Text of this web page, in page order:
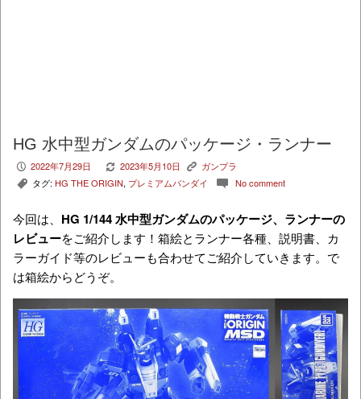
HG 水中型ガンダムのパッケージ・ランナー
P 2022年7月29日 V 2023年5月10日 K ガンプラ
, タグ: HG THE ORIGIN, プレミアムバンダイ c No comment
今回は、 HG 1/144 水中型ガンダムのパッケージ、ランナーの
レビューをご紹介します！箱絵とランナー各種、説明書、カ
ラーガイド等のレビューも合わせてご紹介していきます。で
は箱絵からどうぞ。